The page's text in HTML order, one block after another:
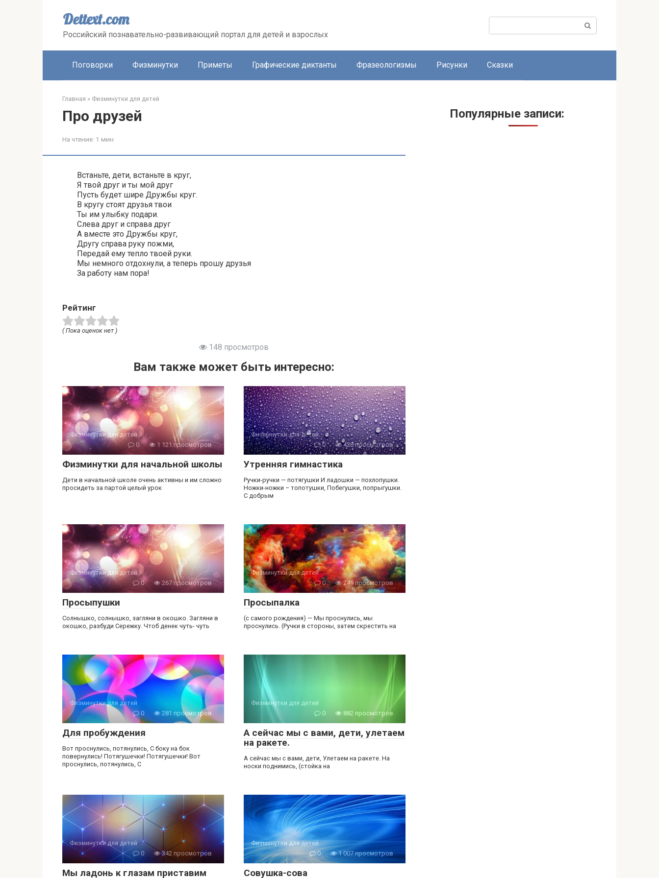
Dettext.com
Российский познавательно-развивающий портал для детей и взрослых
Поиск:
Поговорки Физминутки Приметы Графические диктанты Фразеологизмы Рисунки Сказки
Главная » Физминутки для детей
Про друзей
На чтение: 1 мин
Встаньте, дети, встаньте в круг,
Я твой друг и ты мой друг
Пусть будет шире Дружбы круг.
В кругу стоят друзья твои
Ты им улыбку подари.
Слева друг и справа друг
А вместе это Дружбы круг,
Другу справа руку пожми,
Передай ему тепло твоей руки.
Мы немного отдохнули, а теперь прошу друзья
За работу нам пора!
Рейтинг
( Пока оценок нет )
148 просмотров
Вам также может быть интересно:
Физминутки для детей
0
1 121 просмотров
Физминутки для начальной школы
Дети в начальной школе очень активны и им сложно
просидеть за партой целый урок
Физминутки для детей
0
428 просмотров
Утренняя гимнастика
Ручки-ручки — потягушки И ладошки — похлопушки.
Ножки-ножки – топотушки, Побегушки, попрыгушки.
С добрым
Физминутки для детей
0
267 просмотров
Просыпушки
Солнышко, солнышко, загляни в окошко. Загляни в
окошко, разбуди Сережку. Чтоб денек чуть- чуть
Физминутки для детей
0
249 просмотров
Просыпалка
(с самого рождения) — Мы проснулись, мы
проснулись. (Ручки в стороны, затем скрестить на
Физминутки для детей
0
281 просмотров
Для пробуждения
Вот проснулись, потянулись, С боку на бок
повернулись! Потягушечки! Потягушечки! Вот
проснулись, потянулись, С
Физминутки для детей
0
882 просмотров
А сейчас мы с вами, дети, улетаем
на ракете.
А сейчас мы с вами, дети, Улетаем на ракете. На
носки поднимись, (стойка на
Физминутки для детей
0
342 просмотров
Мы ладонь к глазам приставим
Физминутки для детей
0
1 007 просмотров
Совушка-сова
Популярные записи: